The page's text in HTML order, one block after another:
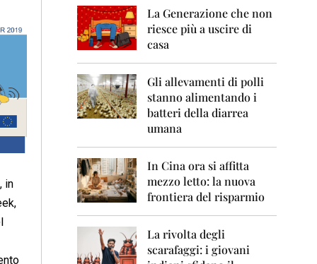
7
8
2
2
0
1
in
La Generazione che non
riesce più a uscire di
casa
Gli allevamenti di polli
stanno alimentando i
batteri della diarrea
umana
In Cina ora si affitta
mezzo letto: la nuova
frontiera del risparmio
La rivolta degli
scarafaggi: i giovani